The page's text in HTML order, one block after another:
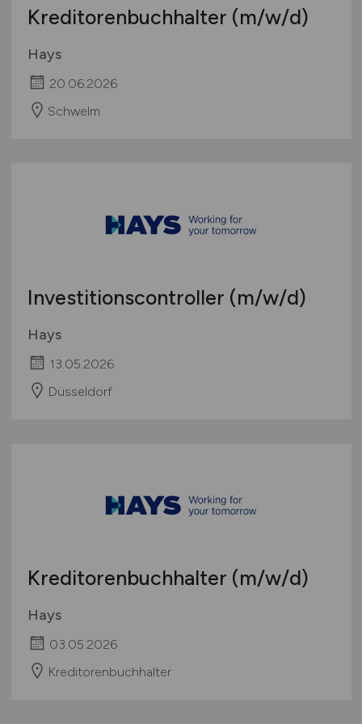
Kreditorenbuchhalter (m/w/d)
Hays
20.06.2026
Schwelm
Investitionscontroller (m/w/d)
Hays
13.05.2026
Düsseldorf
Kreditorenbuchhalter (m/w/d)
Hays
03.05.2026
Kreditorenbuchhalter